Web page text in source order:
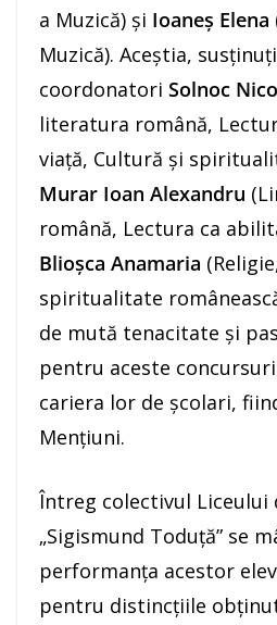
a Muzică) și Ioaneș Elena
Muzică). Aceștia,
coordonatori Solnoc
literatura română,
viață, Cultură și
Murar Ioan Alexandru
română, Lectura ca
Blioșca Anamaria
spiritualitate
de mută tenacitate și
pentru aceste
cariera lor de școlari,
Mențiuni.
Întreg colectivul Liceului
„Sigismund Toduță” se
performanța acestor
pentru distincțiile